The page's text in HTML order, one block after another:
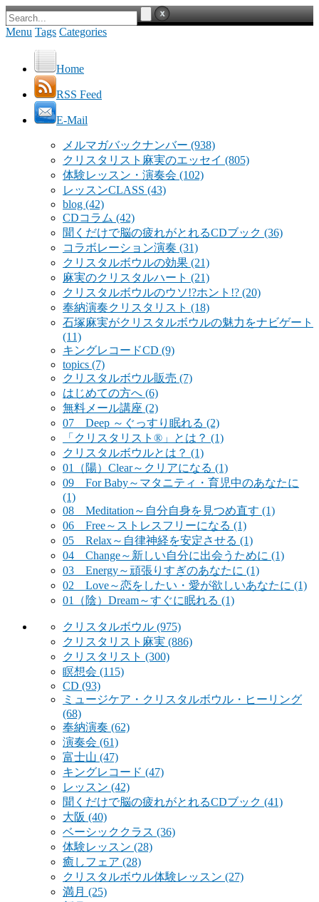
Menu Tags Categories
Home
RSS Feed
E-Mail
メルマガバックナンバー (938)
クリスタリスト麻実のエッセイ (805)
体験レッスン・演奏会 (102)
レッスンCLASS (43)
blog (42)
CDコラム (42)
聞くだけで脳の疲れがとれるCDブック (36)
コラボレーション演奏 (31)
クリスタルボウルの効果 (21)
麻実のクリスタルハート (21)
クリスタルボウルのウソ!?ホント!? (20)
奉納演奏クリスタリスト (18)
石塚麻実がクリスタルボウルの魅力をナビゲート
(11)
キングレコードCD (9)
topics (7)
クリスタルボウル販売 (7)
はじめての方へ (6)
無料メール講座 (2)
07 Deep ～ぐっすり眠れる (2)
「クリスタリスト®」とは？ (1)
クリスタルボウルとは？ (1)
01（陽）Clear～クリアになる (1)
09 For Baby～マタニティ・育児中のあなたに
(1)
08 Meditation～自分自身を見つめ直す (1)
06 Free～ストレスフリーになる (1)
05 Relax～自律神経を安定させる (1)
04 Change～新しい自分に出会うために (1)
03 Energy～頑張りすぎのあなたに (1)
02 Love～恋をしたい・愛が欲しいあなたに (1)
01（陰）Dream～すぐに眠れる (1)
クリスタルボウル (975)
クリスタリスト麻実 (886)
クリスタリスト (300)
瞑想会 (115)
CD (93)
ミュージケア・クリスタルボウル・ヒーリング
(68)
奉納演奏 (62)
演奏会 (61)
富士山 (47)
キングレコード (47)
レッスン (42)
聞くだけで脳の疲れがとれるCDブック (41)
大阪 (40)
ベーシッククラス (36)
体験レッスン (28)
癒しフェア (28)
クリスタルボウル体験レッスン (27)
満月 (25)